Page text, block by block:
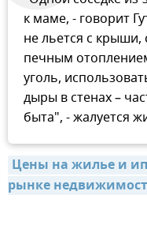
к маме, - говорит
не льется с
печным
уголь,
дыры в стенах –
быта", - жалуется
Цены на жилье и
рынке